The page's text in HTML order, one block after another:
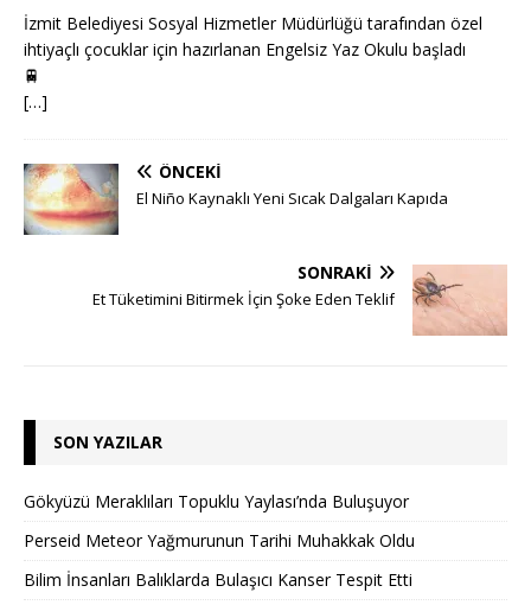
İzmit Belediyesi Sosyal Hizmetler Müdürlüğü tarafından özel
ihtiyaçlı çocuklar için hazırlanan Engelsiz Yaz Okulu başladı
🚆
[…]
ÖNCEKI
El Niño Kaynaklı Yeni Sıcak Dalgaları Kapıda
SONRAKI
Et Tüketimini Bitirmek İçin Şoke Eden Teklif
SON YAZILAR
Gökyüzü Meraklıları Topuklu Yaylası’nda Buluşuyor
Perseid Meteor Yağmurunun Tarihi Muhakkak Oldu
Bilim İnsanları Balıklarda Bulaşıcı Kanser Tespit Etti